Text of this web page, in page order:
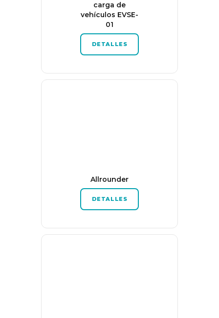
carga de
vehículos EVSE-
01
DETALLES
Allrounder
DETALLES